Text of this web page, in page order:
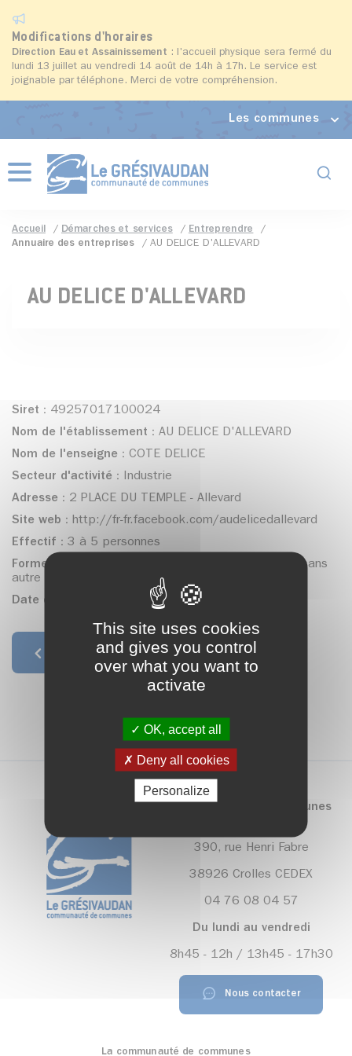
This site uses cookies
and gives you control
over what you want to
activate
OK, accept all
Deny all cookies
Personalize
Modifications d'horaires
Direction Eau et Assainissement : l'accueil physique sera fermé du
lundi 13 juillet au vendredi 14 août de 14h à 17h. Le service est
joignable par téléphone. Merci de votre compréhension.
Les communes
Menu
Accueil Démarches et services
Entreprendre
Annuaire des entreprises
AU DELICE D'ALLEVARD
AU DELICE D'ALLEVARD
Siret : 49257017100024
Nom de l'établissement : AU DELICE D'ALLEVARD
Nom de l'enseigne : COTE DELICE
Secteur d'activité : Industrie
Adresse : 2 PLACE DU TEMPLE - Allevard
Site web : http://fr-fr.facebook.com/audelicedallevard
Effectif : 3 à 5 personnes
Forme juridique :
Société à responsabilité limitée (sans
autre indication)
Date de création :
01/04/2017
Retour à la liste
Communauté de communes
390, rue Henri Fabre
38926 Crolles CEDEX
04 76 08 04 57
Du lundi au vendredi
8h45 - 12h / 13h45 - 17h30
Nous contacter
La communauté de communes